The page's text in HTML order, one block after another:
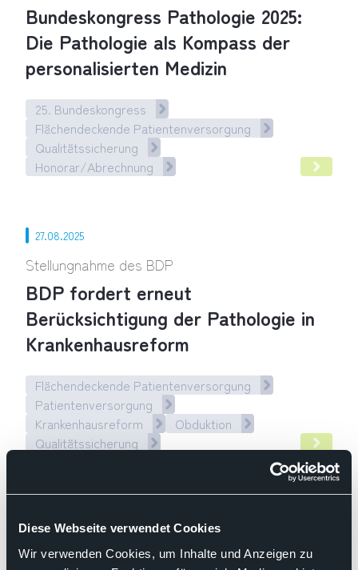
Diese Webseite verwendet Cookies
Wir verwenden Cookies, um Inhalte und Anzeigen zu
Bundeskongress Pathologie 2025:
Die Pathologie als Kompass der
personalisierten Medizin
25. Bundeskongress
Flächendeckende Patientenversorgung
Qualitätssicherung
Honorar/Abrechnung
27.08.2025
Stellungnahme des BDP
BDP fordert erneut
Berücksichtigung der Pathologie in
Krankenhausreform
Flächendeckende Patientenversorgung
Patientenversorgung
Krankenhausreform
Obduktion
Qualitätssicherung
BDP fordert erneut Berücksichtigung der Pathologie in